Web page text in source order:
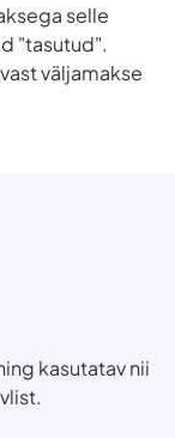
selle
"tasutud".
väljamakse
kasutatav nii